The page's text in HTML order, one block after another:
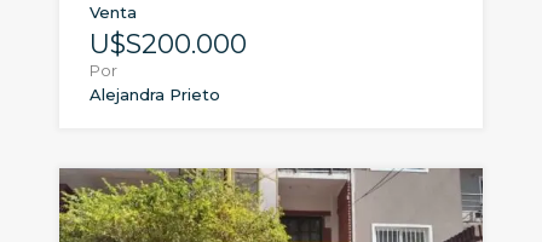
Venta
U$S200.000
Por
Alejandra Prieto